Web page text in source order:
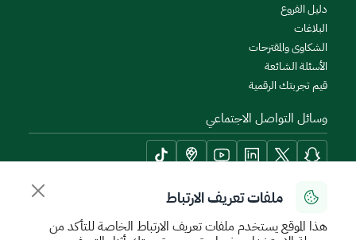
ملفات تعريف الارتباط
هذا الموقع يستخدم ملفات تعريف الارتباط الخاصة للتأكد من
دليل الفروع
البلاغات
الشكاوى والمقترحات
الأسئلة الشائعة
قيم تجربتك الرقمية
وسائل التواصل الاجتماعي
أدوات الإتاحة وامكانية الوصول